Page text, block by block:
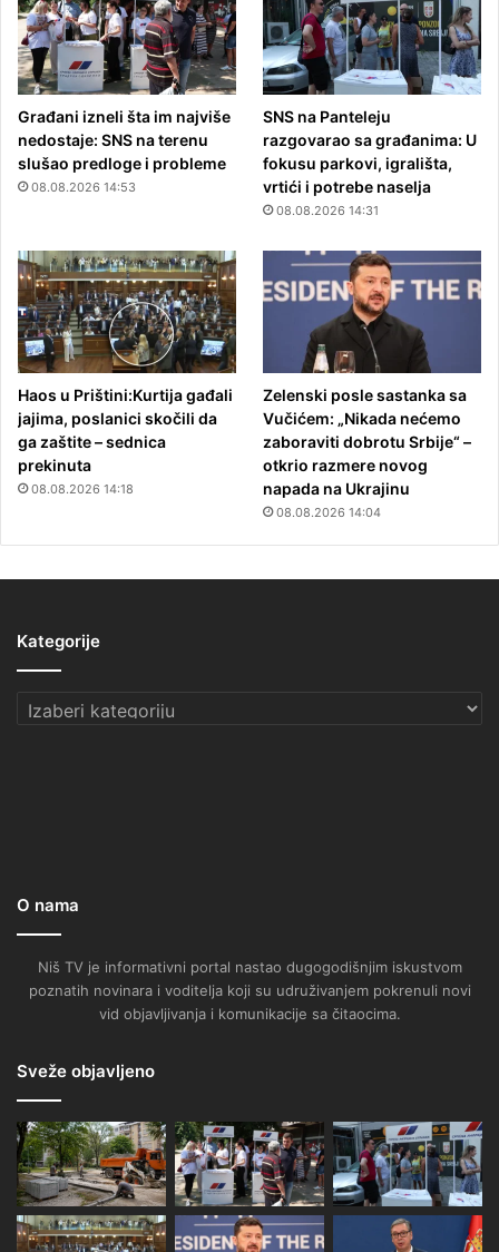
Građani izneli šta im najviše
nedostaje: SNS na terenu
slušao predloge i probleme
08.08.2026 14:53
SNS na Panteleju
razgovarao sa građanima: U
fokusu parkovi, igrališta,
vrtići i potrebe naselja
08.08.2026 14:31
Haos u Prištini:Kurtija gađali
jajima, poslanici skočili da
ga zaštite – sednica
prekinuta
08.08.2026 14:18
Zelenski posle sastanka sa
Vučićem: „Nikada nećemo
zaboraviti dobrotu Srbije“ –
otkrio razmere novog
napada na Ukrajinu
08.08.2026 14:04
Kategorije
Kategorije
O nama
Niš TV je informativni portal nastao dugogodišnjim iskustvom
poznatih novinara i voditelja koji su udruživanjem pokrenuli novi
vid objavljivanja i komunikacije sa čitaocima.
Sveže objavljeno